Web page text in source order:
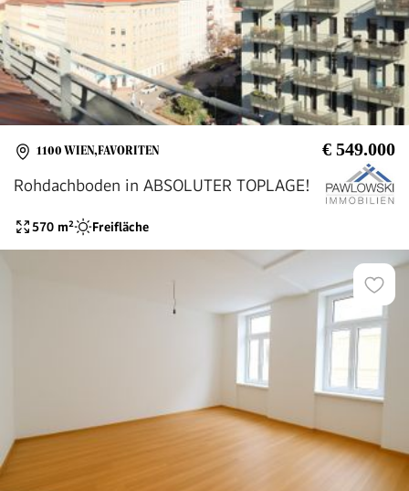
1100 WIEN,FAVORITEN € 549.000
Rohdachboden in ABSOLUTER TOPLAGE!
570 m² Freifläche